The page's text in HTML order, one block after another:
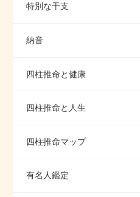
特別な干支
納音
四柱推命と健康
四柱推命と人生
四柱推命マップ
有名人鑑定